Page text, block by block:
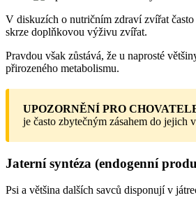
V diskuzích o nutričním zdraví zvířat
skrze doplňkovou výživu zvířat.
Pravdou však zůstává, že u naprosté
přirozeného metabolismu.
UPOZORNĚNÍ PRO
je často zbytečným zásahem do
Jaterní syntéza (endogenní
Psi a většina dalších savců disponují v